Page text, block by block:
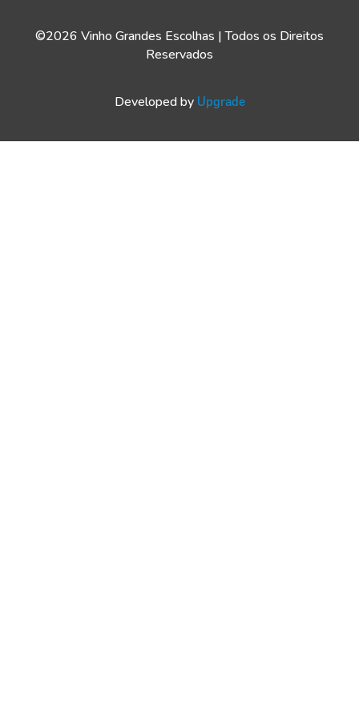
©2026 Vinho Grandes Escolhas | Todos os Direitos
Reservados
Developed by Upgrade